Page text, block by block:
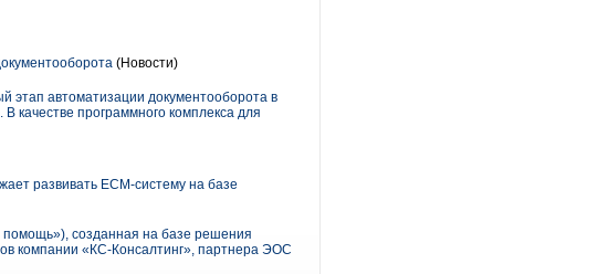
(Новости)
этап автоматизации документооборота в
качестве программного комплекса для
развивать ECM-систему на базе
созданная на базе решения
компании «КС-Консалтинг», партнера ЭОС